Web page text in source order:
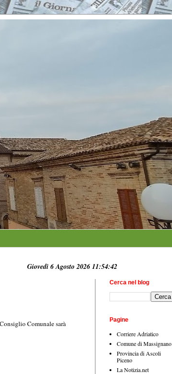
Giovedì 6 Agosto 2026 11:54:44
Comunale sarà
Cerca nel blog
Pagine
Corriere Adriatico
Comune di Massignano
Provincia di Ascoli
Piceno
La Notizia.net